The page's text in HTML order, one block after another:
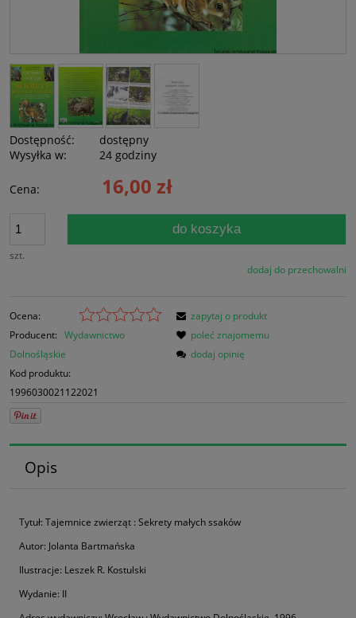
Dostępność:
dostępny
Wysyłka w:
24 godziny
Cena: 16,00 zł
szt.
do koszyka
dodaj do przechowalni
Ocena:
Producent: Wydawnictwo
Dolnośląskie
Kod produktu:
1996030021122021
zapytaj o produkt
poleć znajomemu
dodaj opinię
Opis
Tytuł: Tajemnice zwierząt : Sekrety małych ssaków
Autor: Jolanta Bartmańska
Ilustracje: Leszek R. Kostulski
Wydanie: II